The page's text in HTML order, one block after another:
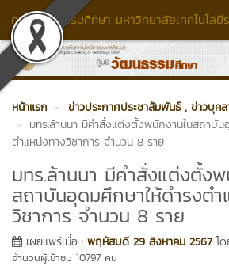
ศูนย์วัฒนธรรมศึกษา มหาวิทยาลัยเทคโนโลยี
หน้าแรก ข่าวประกาศประชาสัมพันธ์ , ข่าวบุค
มทร.ล้านนา มีคำสั่งแต่งตั้งพนักงานในสถาบัน
ตำแหน่งทางวิชาการ จำนวน 8 ราย
มทร.ล้านนา มีคำสั่งแต่งตั้งพ
สถาบันอุดมศึกษาให้ดำรงตำ
วิชาการ จำนวน 8 ราย
เผยแพร่เมื่อ : พฤหัสบดี 29 สิงหาคม 2567 โ
จำนวนผู้เข้าชม 10797 คน